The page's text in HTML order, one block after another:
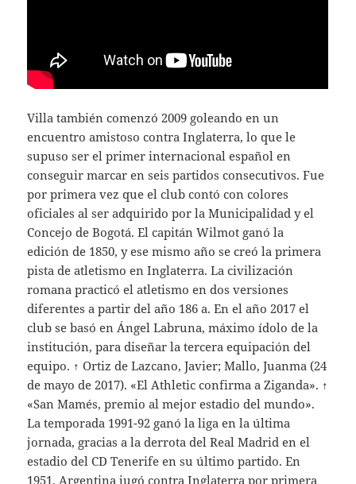
Villa también comenzó 2009 goleando en un
encuentro amistoso contra Inglaterra, lo que le
supuso ser el primer internacional español en
conseguir marcar en seis partidos consecutivos. Fue
por primera vez que el club contó con colores
oficiales al ser adquirido por la Municipalidad y el
Concejo de Bogotá. El capitán Wilmot ganó la
edición de 1850, y ese mismo año se creó la primera
pista de atletismo en Inglaterra. La civilización
romana practicó el atletismo en dos versiones
diferentes a partir del año 186 a. En el año 2017 el
club se basó en Ángel Labruna, máximo ídolo de la
institución, para diseñar la tercera equipación del
equipo. ↑ Ortiz de Lazcano, Javier; Mallo, Juanma (24
de mayo de 2017). «El Athletic confirma a Ziganda». ↑
«San Mamés, premio al mejor estadio del mundo».
La temporada 1991-92 ganó la liga en la última
jornada, gracias a la derrota del Real Madrid en el
estadio del CD Tenerife en su último partido. En
1951, Argentina jugó contra Inglaterra por primera